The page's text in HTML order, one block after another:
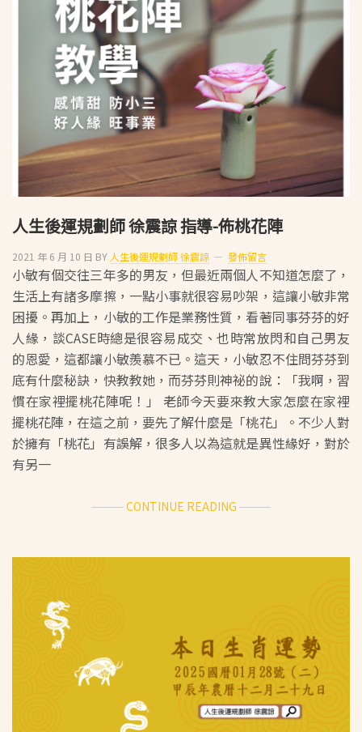
年
全
年
運
勢
人生後運規劃師 徐震諒 指導-佈桃花陣
2021 年 6 月 10 日 BY 人生後運規劃師 徐震諒 發佈留言
小敏有個交往三年多的男友，但最近兩個人不知道怎麼了，
生活上有諸多摩擦，一點小事就很容易吵架，這讓小敏非常
困擾。再加上，小敏的工作是業務性質，看著同事芬芬的好
人緣，談CASE時總是很容易成交、也時常放閃和自己男友
的恩愛，這都讓小敏羨慕不已。這天，小敏忍不住問芬芬到
底有什麼秘訣，快教教她，而芬芬則神祕的說：「我啊，習
慣在家裡擺桃花陣呢！」 老師今天要來教大家怎麼在家裡
擺桃花陣，在這之前，要先了解什麼是「桃花」。不少人對
於擁有「桃花」有誤解，很多人以為這就是異性緣好，對於
有另一
CONTINUE READING ABOUT
後
徐
震
諒
指
導-